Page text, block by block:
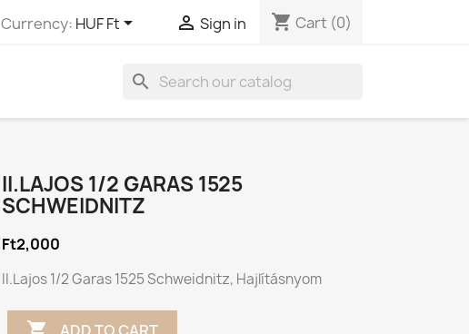
Currency: HUF Ft  Sign in shopping_cart Cart (0)
search
II.LAJOS 1/2 GARAS 1525
SCHWEIDNITZ
Ft2,000
II.Lajos 1/2 Garas 1525 Schweidnitz, Hajlításnyom
 ADD TO CART